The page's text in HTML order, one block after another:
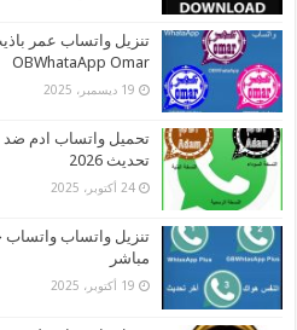
OBWhataApp Omar
19 ديسمبر، 2025
تحديث 2026
24 أكتوبر، 2025
مباشر
19 أكتوبر، 2025